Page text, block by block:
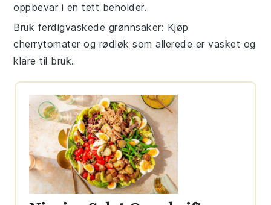
oppbevar i en tett beholder.
Bruk ferdigvaskede grønnsaker: Kjøp
cherrytomater og rødløk som allerede er vasket og
klare til bruk.